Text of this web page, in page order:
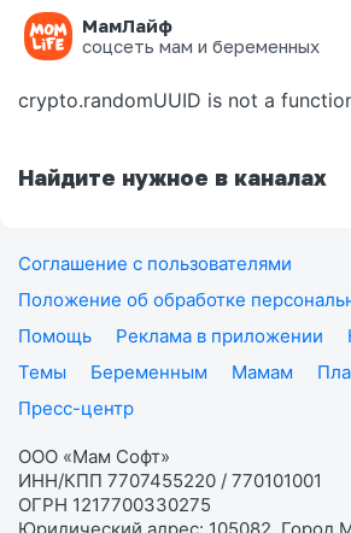
МамЛайф
соцсеть мам и беременных
Ошибка на странице
crypto.randomUUID is not a
Найдите нужное в каналах
Соглашение с пользователями
Положение об обработке
Помощь
Реклама в приложении
Темы
Беременным Мамам
Пресс-центр
ООО «Мам Софт»
ИНН/КПП 7707455220 / 770101001
ОГРН 1217700330275